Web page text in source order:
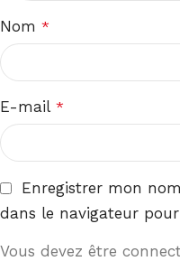
Nom *
E-mail *
Enregistrer mon
dans le navigateur
Vous devez être